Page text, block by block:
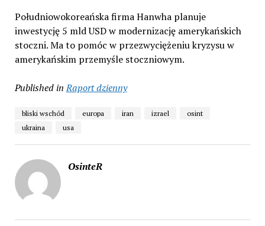
Południowokoreańska firma Hanwha planuje
inwestycję 5 mld USD w modernizację amerykańskich
stoczni. Ma to pomóc w przezwyciężeniu kryzysu w
amerykańskim przemyśle stoczniowym.
Published in Raport dzienny
bliski wschód europa iran izrael
osint
ukraina
usa
OsinteR